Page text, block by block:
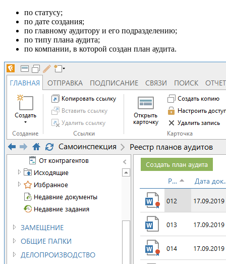
по статусу;
по дате создания;
по главному аудитору и его подразделению;
по типу плана аудита;
по компании, в которой создан план аудита.